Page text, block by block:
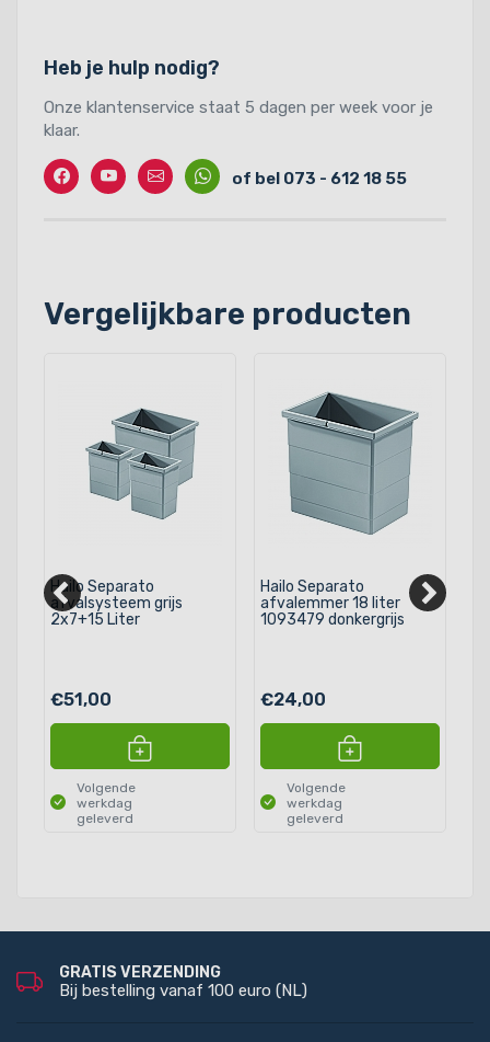
Heb je hulp nodig?
Onze klantenservice staat 5 dagen per week voor je
klaar.
Facebook
TwitterContactWhatssapp
of bel 073 - 612 18 55
Vergelijkbare producten
Hailo Separato
afvalsysteem grijs
2x7+15 Liter
€51,00
Volgende
werkdag
geleverd
Hailo Separato
afvalemmer 18 liter
1093479 donkergrijs
€24,00
Volgende
werkdag
geleverd
GRATIS VERZENDING
Bij bestelling vanaf 100 euro (NL)